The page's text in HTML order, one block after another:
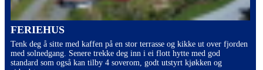
FERIEHUS
Tenk deg å sitte med kaffen på en stor terrasse og kikke ut over fjorden
med solnedgang. Senere trekke deg inn i ei flott hytte med god
standard som også kan tilby 4 soverom, godt utstyrt kjøkken og